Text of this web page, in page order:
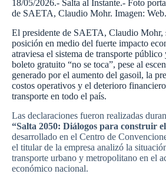
18/05/2026.- Salta al Instante.- Foto
de SAETA, Claudio Mohr. Imagen: Web.
El presidente de SAETA, Claudio Mohr,
posición en medio del fuerte impacto
atraviesa el sistema de transporte público
boleto gratuito “no se toca”, pese al
generado por el aumento del gasoil, la
costos operativos y el deterioro
transporte en todo el país.
Las declaraciones fueron realizadas
“Salta 2050: Diálogos para construir
desarrollado en el Centro de
el titular de la empresa analizó la
transporte urbano y metropolitano en el
económico nacional.